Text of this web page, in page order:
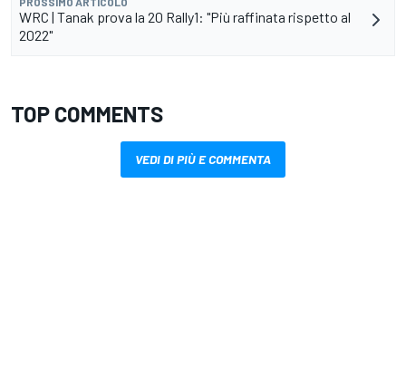
WRC | Tanak prova la 20 Rally1: "Più raffinata rispetto al
2022"
TOP COMMENTS
VEDI DI PIÙ E COMMENTA